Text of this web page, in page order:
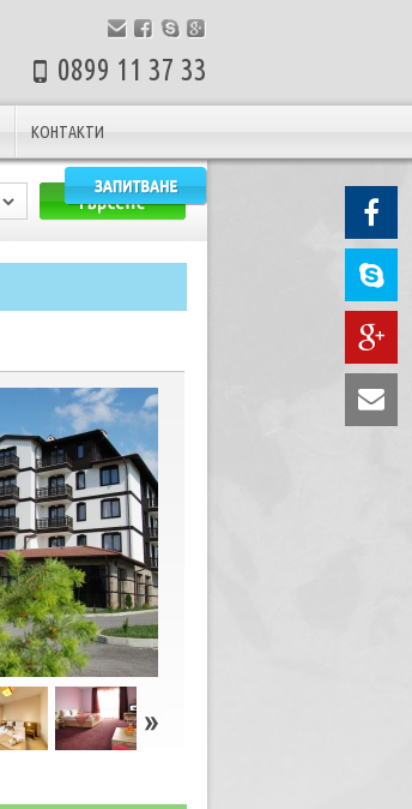
0899 11 37 33
КОНТАКТИ